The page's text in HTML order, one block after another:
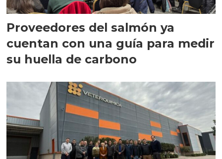
Proveedores del salmón ya
cuentan con una guía para medir
su huella de carbono